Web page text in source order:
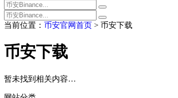
当前位置： 币安官网首页 > 币安下载
币安下载
暂未找到相关内容…